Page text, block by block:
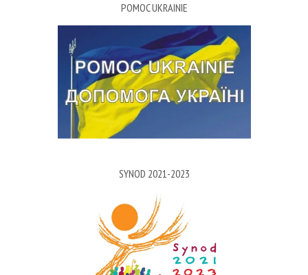
POMOC UKRAINIE
SYNOD 2021-2023